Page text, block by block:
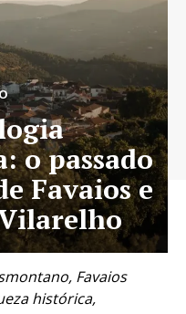
o passado
Favaios e
Favaios
histórica,